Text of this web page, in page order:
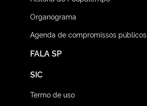
FALA SP
Organograma
Agenda de compromissos públicos
SIC
Termo de uso